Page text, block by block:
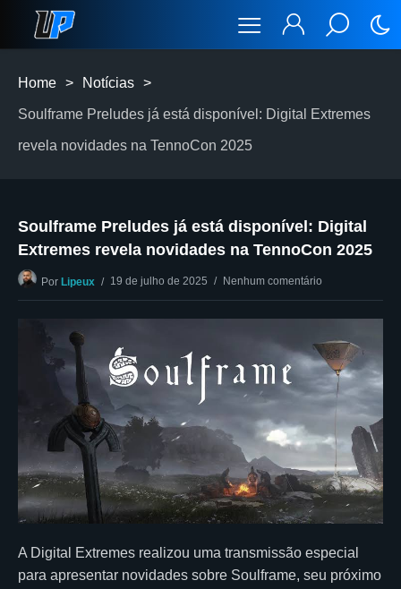
Home > Notícias >
Soulframe Preludes já está disponível: Digital Extremes
revela novidades na TennoCon 2025
Soulframe Preludes já está disponível: Digital
Extremes revela novidades na TennoCon 2025
Por Lipeux 19 de julho de 2025 Nenhum comentário
A Digital Extremes realizou uma transmissão especial
para apresentar novidades sobre Soulframe, seu próximo